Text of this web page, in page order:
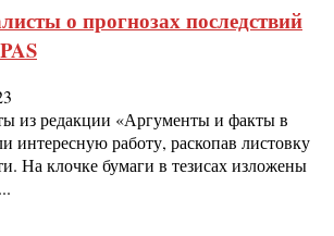
о прогнозах последствий
из редакции «Аргументы и факты в
интересную работу, раскопав листовку
На клочке бумаги в тезисах изложены